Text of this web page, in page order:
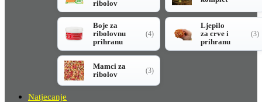
ribolov
Boje za
ribolovnu
prihranu
(4)
Ljepilo
za crve i
prihranu
(3)
Mamci za
ribolov
(3)
Natjecanje